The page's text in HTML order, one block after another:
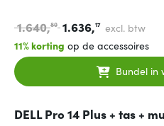
1.640,80 1.636,17 excl. btw
11% korting op de accessoires
Bundel in
DELL Pro 14 Plus + tas +